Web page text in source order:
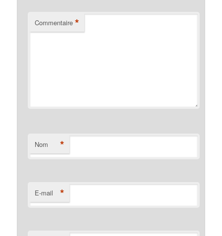
Commentaire *
Nom *
E-mail *